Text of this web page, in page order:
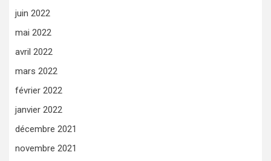
juin 2022
mai 2022
avril 2022
mars 2022
février 2022
janvier 2022
décembre 2021
novembre 2021